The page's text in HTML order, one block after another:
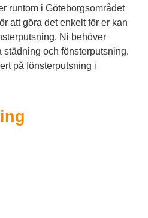
runtom i Göteborgsområdet
att göra det enkelt för er kan
Ni behöver
städning och fönsterputsning.
på fönsterputsning i